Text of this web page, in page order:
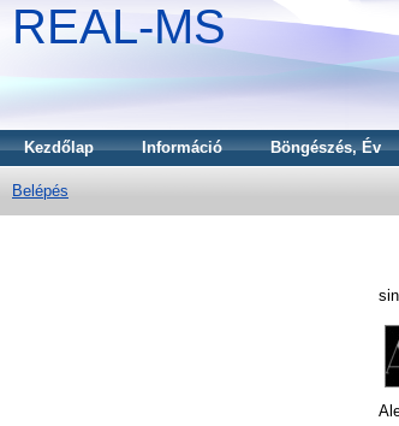
REAL-MS
Kezdőlap Információ Böngészés, Év
Belépés